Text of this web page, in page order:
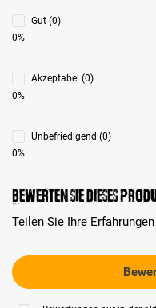
Gut (0)
0%
Akzeptabel (0)
0%
Unbefriedigend (0)
0%
Bewerten Sie dieses
Teilen Sie Ihre